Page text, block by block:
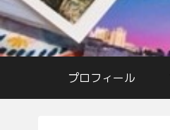
プロフィール